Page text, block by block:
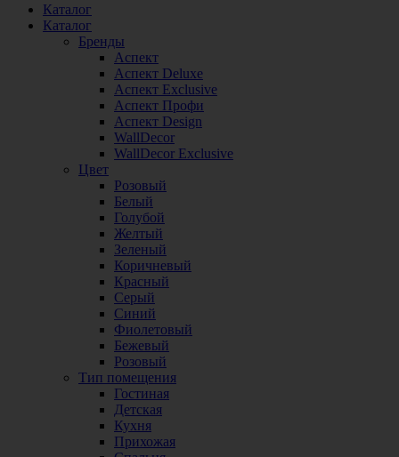
Каталог
Каталог
Бренды
Аспект
Аспект Deluxe
Аспект Exclusive
Аспект Профи
Аспект Design
WallDecor
WallDecor Exclusive
Цвет
Розовый
Белый
Голубой
Желтый
Зеленый
Коричневый
Красный
Серый
Синий
Фиолетовый
Бежевый
Розовый
Тип помещения
Гостиная
Детская
Кухня
Прихожая